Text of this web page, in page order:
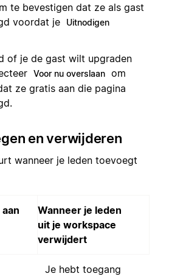
te bevestigen dat ze als gast
voordat je
Uitnodigen
of je de gast wilt upgraden
Voor nu overslaan om
ze gratis aan die pagina
en verwijderen
wanneer je leden toevoegt
Wanneer je leden
uit je workspace
verwijdert
Je hebt toegang